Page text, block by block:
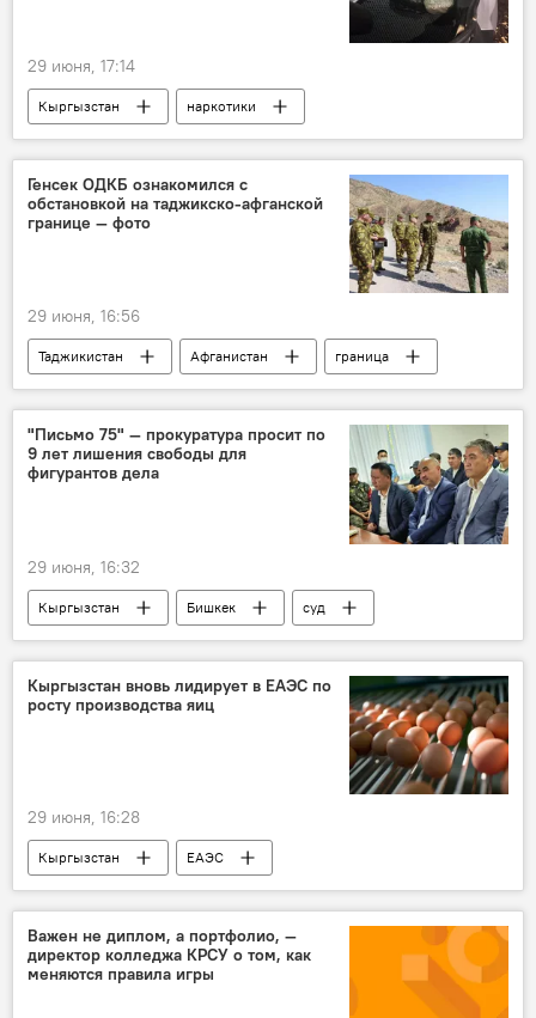
29 июня, 17:14
Кыргызстан
наркотики
задержание
МВД
Генсек ОДКБ ознакомился с
обстановкой на таджикско-афганской
границе — фото
29 июня, 16:56
Таджикистан Афганистан
граница
ОДКБ
Таалатбек Масадыков
Пограничная служба Таджикистана
"Письмо 75" — прокуратура просит по
9 лет лишения свободы для
фигурантов дела
29 июня, 16:32
Кыргызстан Бишкек
суд
Письмо 75
прокуратура
Камчыбек Ташиев
Курманкул Зулушев
Кыргызстан вновь лидирует в ЕАЭС по
росту производства яиц
29 июня, 16:28
Кыргызстан
ЕАЭС
Кыргызстан в ЕАЭС
яйца
лидерство
Важен не диплом, а портфолио, —
директор колледжа КРСУ о том, как
меняются правила игры